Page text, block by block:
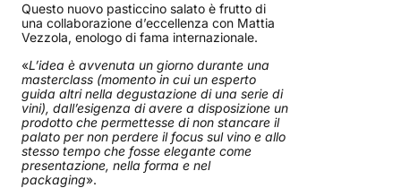
Questo nuovo pasticcino salato è frutto di
una collaborazione d’eccellenza con Mattia
Vezzola, enologo di fama internazionale.
«L’idea è avvenuta un giorno durante una
masterclass (momento in cui un esperto
guida altri nella degustazione di una serie di
vini), dall’esigenza di avere a disposizione un
prodotto che permettesse di non stancare il
palato per non perdere il focus sul vino e allo
stesso tempo che fosse elegante come
presentazione, nella forma e nel
packaging».